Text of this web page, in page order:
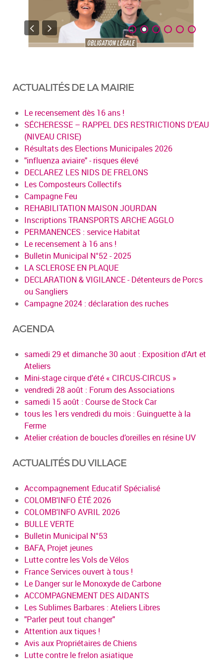
ACTUALITÉS DE LA MAIRIE
Le recensement dès 16 ans !
SÉCHERESSE – RAPPEL DES RESTRICTIONS D'EAU
(NIVEAU CRISE)
Résultats des Elections Municipales 2026
"influenza aviaire" - risques élevé
DECLAREZ LES NIDS DE FRELONS
Les Composteurs Collectifs
Campagne Feu
REHABILITATION MAISON JOURDAN
Inscriptions TRANSPORTS ARCHE AGGLO
PERMANENCES : service Habitat
Le recensement à 16 ans !
Bulletin Municipal N°52 - 2025
LA SCLEROSE EN PLAQUE
DECLARATION & VIGILANCE - Détenteurs de Porcs
ou Sangliers
Campagne 2024 : déclaration des ruches
AGENDA
samedi 29 et dimanche 30 aout : Exposition d'Art et
Ateliers
Mini-stage cirque d'été « CIRCUS-CIRCUS »
vendredi 28 août : Forum des Associations
samedi 15 août : Course de Stock Car
tous les 1ers vendredi du mois : Guinguette à la
Ferme
Atelier création de boucles d’oreilles en résine UV
ACTUALITÉS DU VILLAGE
Accompagnement Educatif Spécialisé
COLOMB'INFO ÉTÉ 2026
COLOMB'INFO AVRIL 2026
BULLE VERTE
Bulletin Municipal N°53
BAFA, Projet jeunes
Lutte contre les Vols de Vélos
France Services ouvert à tous !
Le Danger sur le Monoxyde de Carbone
ACCOMPAGNEMENT DES AIDANTS
Les Sublimes Barbares : Ateliers Libres
"Parler peut tout changer"
Attention aux tiques !
Avis aux Propriétaires de Chiens
Lutte contre le frelon asiatique